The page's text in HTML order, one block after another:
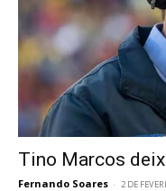
Tino Marcos
Fernando Soares - 2 DE